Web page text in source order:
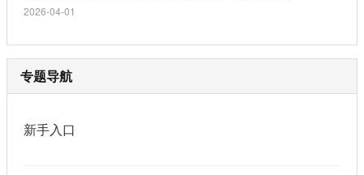
2026-04-01
专题导航
新手入口